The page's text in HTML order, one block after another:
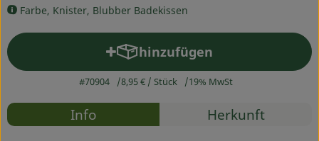
Über uns
Farbe, Knister, Blubber Badekissen
hinzufügen
Produkt zum Warenkorb
#70904 8,95 € / Stück 19% MwSt
Rezepte
Info Herkunft